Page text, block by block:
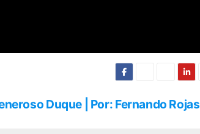
Duque | Por: Fernando Rojas